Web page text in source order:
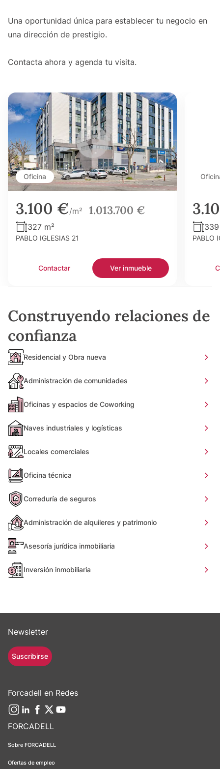
Una oportunidad única para establecer tu negocio en
una dirección de prestigio.
Contacta ahora y agenda tu visita.
Oficina
3.100 €/m² 1.013.700 €
327 m²
PABLO IGLESIAS 21
Contactar Ver inmueble
PABLO
Construyendo relaciones de
confianza
Residencial y Obra nueva
Administración de comunidades
Oficinas y espacios de Coworking
Naves industriales y logísticas
Locales comerciales
Oficina técnica
Correduría de seguros
Administración de alquileres y patrimonio
Asesoría jurídica inmobiliaria
Inversión inmobiliaria
FORCADELL
Sobre FORCADELL
Ofertas de empleo
Newsletter
Suscribirse
Forcadell en Redes